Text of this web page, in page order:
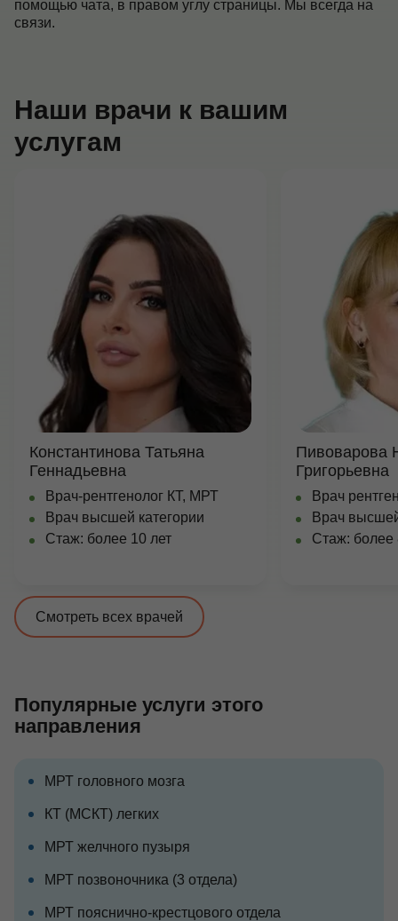
помощью чата, в правом углу страницы. Мы всегда на
связи.
Наши врачи к вашим
услугам
Константинова Татьяна
Геннадьевна
Врач-рентгенолог КТ, МРТ
Врач высшей категории
Стаж: более 10 лет
Пивоварова
Григорьевна
Врач
Врач
Стаж: более
Смотреть всех врачей
Популярные услуги этого
направления
МРТ головного мозга
КТ (МСКТ) легких
МРТ желчного пузыря
МРТ позвоночника (3 отдела)
МРТ пояснично-крестцового отдела